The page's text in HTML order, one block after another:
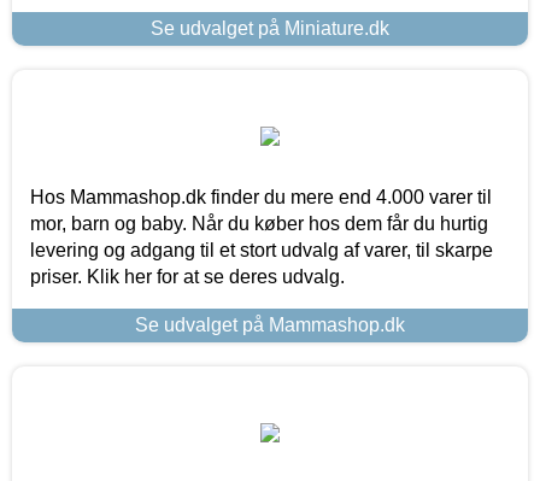
Se udvalget på Miniature.dk
Hos Mammashop.dk finder du mere end 4.000 varer til
mor, barn og baby. Når du køber hos dem får du hurtig
levering og adgang til et stort udvalg af varer, til skarpe
priser. Klik her for at se deres udvalg.
Se udvalget på Mammashop.dk